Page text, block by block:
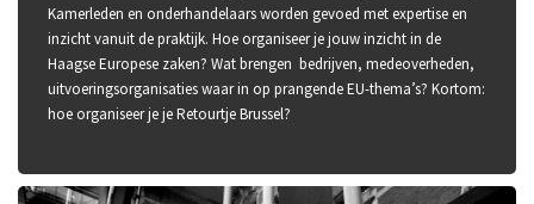
Kamerleden en onderhandelaars worden gevoed met expertise en
inzicht vanuit de praktijk. Hoe organiseer je jouw inzicht in de
Haagse Europese zaken? Wat brengen bedrijven, medeoverheden,
uitvoeringsorganisaties waar in op prangende EU-thema’s? Kortom:
hoe organiseer je je Retourtje Brussel?